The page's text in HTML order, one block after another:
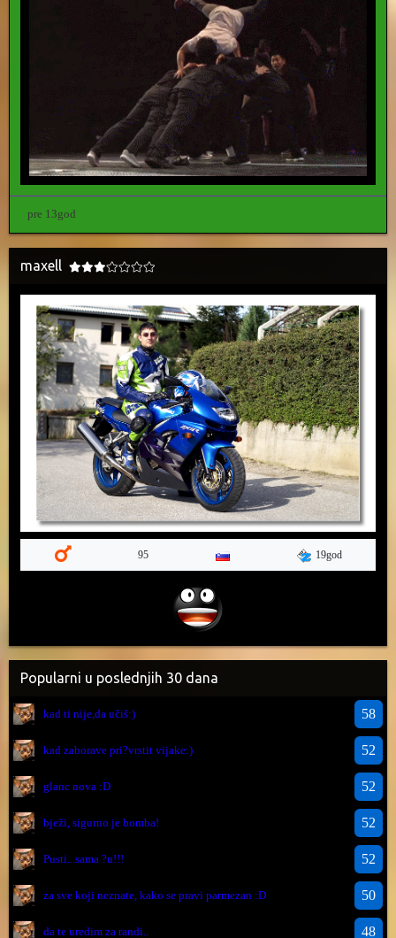
pre 13god
maxell
95 19god
Popularni u poslednjih 30 dana
kad ti nije,da učiš:) 58
kad zaborave pri?vrstit vijake:) 52
glanc nova :D 52
bježi, sigurno je bomba! 52
Pusti...sama ?u!!! 52
za sve koji neznate, kako se pravi parmezan :D 50
da te uredim za randi.. 48